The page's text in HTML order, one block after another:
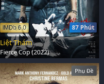
87 Phút
IMDb 6.0
Liệt Thám
Fierce Cop (2022)
Phụ Đề